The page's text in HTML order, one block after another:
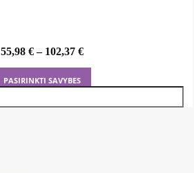
55,98€– 102,37€
PASIRINKTI SAVYBES
has